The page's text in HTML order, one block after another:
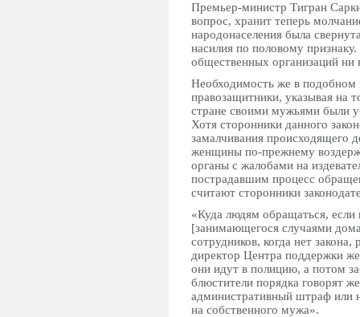
Премьер-министр Тигран
вопрос, хранит теперь
народонаселения была
насилия по половому
общественных организаций ни
Необходимость же в подобном
правозащитники, указывая на
стране своими мужьями были
Хотя сторонники данного
замалчивания происходящего
женщины по-прежнему
органы с жалобами на
пострадавшим процесс
считают сторонники
«Куда людям обращаться, если
[занимающегося случаями
сотрудников, когда нет
директор Центра поддержки
они идут в полицию, а потом
блюстители порядка говорят
административный штраф или
на собственного мужа».